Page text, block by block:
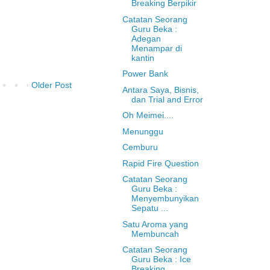
Older Post
Breaking Berpikir
Catatan Seorang
Guru Beka :
Adegan
Menampar di
kantin
Power Bank
Antara Saya, Bisnis,
dan Trial and Error
Oh Meimei....
Menunggu
Cemburu
Rapid Fire Question
Catatan Seorang
Guru Beka :
Menyembunyikan
Sepatu ...
Satu Aroma yang
Membuncah
Catatan Seorang
Guru Beka : Ice